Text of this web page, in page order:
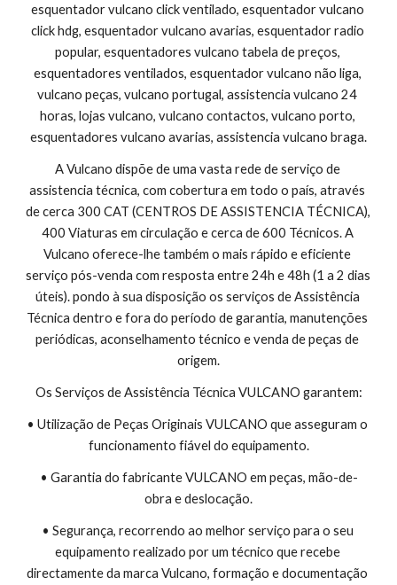
esquentador vulcano click ventilado, esquentador vulcano
click hdg, esquentador vulcano avarias, esquentador radio
popular, esquentadores vulcano tabela de preços,
esquentadores ventilados, esquentador vulcano não liga,
vulcano peças, vulcano portugal, assistencia vulcano 24
horas, lojas vulcano, vulcano contactos, vulcano porto,
esquentadores vulcano avarias, assistencia vulcano braga.
A Vulcano dispõe de uma vasta rede de serviço de
assistencia técnica, com cobertura em todo o país, através
de cerca 300 CAT (CENTROS DE ASSISTENCIA TÉCNICA),
400 Viaturas em circulação e cerca de 600 Técnicos. A
Vulcano oferece-lhe também o mais rápido e eficiente
serviço pós-venda com resposta entre 24h e 48h (1 a 2 dias
úteis). pondo à sua disposição os serviços de Assistência
Técnica dentro e fora do período de garantia, manutenções
periódicas, aconselhamento técnico e venda de peças de
origem.
Os Serviços de Assistência Técnica VULCANO garantem:
• Utilização de Peças Originais VULCANO que asseguram o
funcionamento fiável do equipamento.
• Garantia do fabricante VULCANO em peças, mão-de-
obra e deslocação.
• Segurança, recorrendo ao melhor serviço para o seu
equipamento realizado por um técnico que recebe
directamente da marca Vulcano, formação e documentação